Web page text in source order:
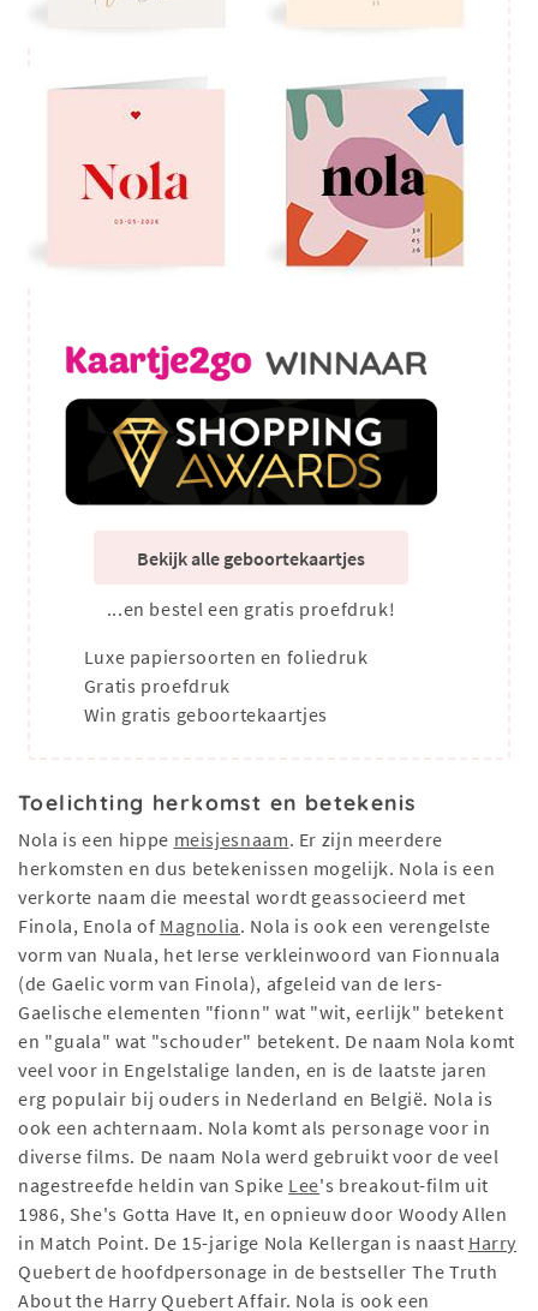
Bekijk alle geboortekaartjes
...en bestel een gratis proefdruk!
Luxe papiersoorten en foliedruk
Gratis proefdruk
Win gratis geboortekaartjes
Toelichting herkomst en betekenis
Nola is een hippe meisjesnaam. Er zijn meerdere
herkomsten en dus betekenissen mogelijk. Nola is een
verkorte naam die meestal wordt geassocieerd met
Finola, Enola of Magnolia. Nola is ook een verengelste
vorm van Nuala, het Ierse verkleinwoord van Fionnuala
(de Gaelic vorm van Finola), afgeleid van de Iers-
Gaelische elementen "fionn" wat "wit, eerlijk" betekent
en "guala" wat "schouder" betekent. De naam Nola komt
veel voor in Engelstalige landen, en is de laatste jaren
erg populair bij ouders in Nederland en België. Nola is
ook een achternaam. Nola komt als personage voor in
diverse films. De naam Nola werd gebruikt voor de veel
nagestreefde heldin van Spike Lee's breakout-film uit
1986, She's Gotta Have It, en opnieuw door Woody Allen
in Match Point. De 15-jarige Nola Kellergan is naast Harry
Quebert de hoofdpersonage in de bestseller The Truth
About the Harry Quebert Affair. Nola is ook een